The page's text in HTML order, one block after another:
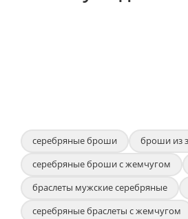
серебряные броши броши из
серебряные броши с жемчугом
браслеты мужские серебряные
серебряные браслеты с жемчугом